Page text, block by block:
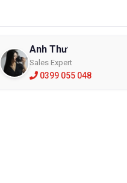
Anh Thư
Sales Expert
0399 055 048